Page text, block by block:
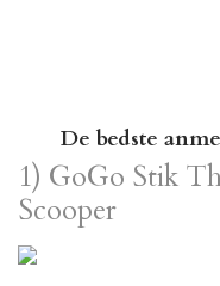
De bedste
1) GoGo Stik
Scooper